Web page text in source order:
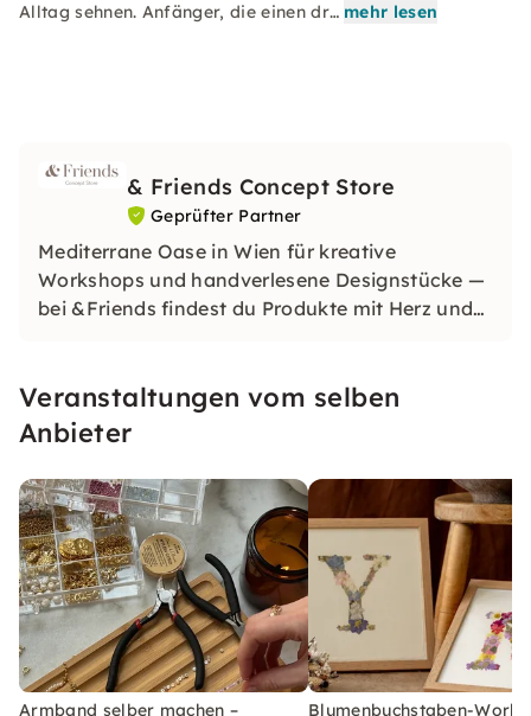
Alltag sehnen. Anfänger, die einen dr… mehr lesen
& Friends Concept Store
Geprüfter Partner
Mediterrane Oase in Wien für kreative
Workshops und handverlesene Designstücke —
bei &Friends findest du Produkte mit Herz und
Veranstaltungen vom selben
Anbieter
Armband selber machen – Blumenbuchstaben-